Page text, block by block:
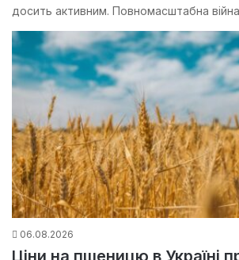
досить активним. Повномасштабна
06.08.2026
Ціни на пшеницю в Україні